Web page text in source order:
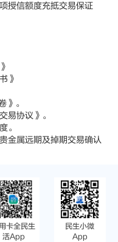
信额度充抵交易保证
》
。
协议》。
。
属远期及掉期交易确认
卡全民生
活App
民生小微
App